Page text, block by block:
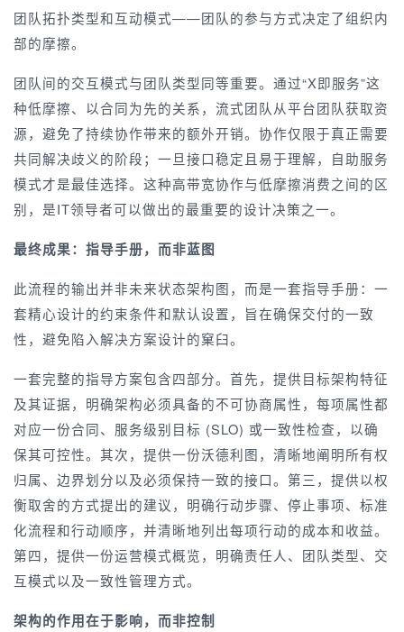
团队拓扑类型和互动模式——团队的参与方式决定了组织内
部的摩擦。
团队间的交互模式与团队类型同等重要。通过“X即服务”这
种低摩擦、以合同为先的关系，流式团队从平台团队获取资
源，避免了持续协作带来的额外开销。协作仅限于真正需要
共同解决歧义的阶段；一旦接口稳定且易于理解，自助服务
模式才是最佳选择。这种高带宽协作与低摩擦消费之间的区
别，是IT领导者可以做出的最重要的设计决策之一。
最终成果：指导手册，而非蓝图
此流程的输出并非未来状态架构图，而是一套指导手册：一
套精心设计的约束条件和默认设置，旨在确保交付的一致
性，避免陷入解决方案设计的窠臼。
一套完整的指导方案包含四部分。首先，提供目标架构特征
及其证据，明确架构必须具备的不可协商属性，每项属性都
对应一份合同、服务级别目标 (SLO) 或一致性检查，以确
保其可控性。其次，提供一份沃德利图，清晰地阐明所有权
归属、边界划分以及必须保持一致的接口。第三，提供以权
衡取舍的方式提出的建议，明确行动步骤、停止事项、标准
化流程和行动顺序，并清晰地列出每项行动的成本和收益。
第四，提供一份运营模式概览，明确责任人、团队类型、交
互模式以及一致性管理方式。
架构的作用在于影响，而非控制